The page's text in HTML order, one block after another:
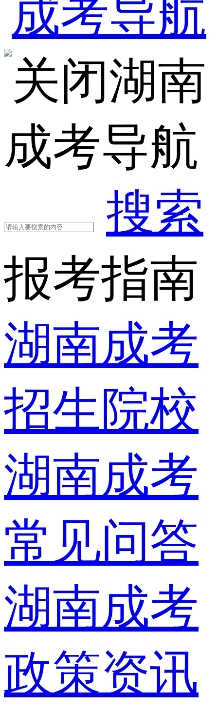
湖南
成考导航
搜索
报考指南
湖南成考
招生院校
湖南成考
常见问答
湖南成考
政策资讯